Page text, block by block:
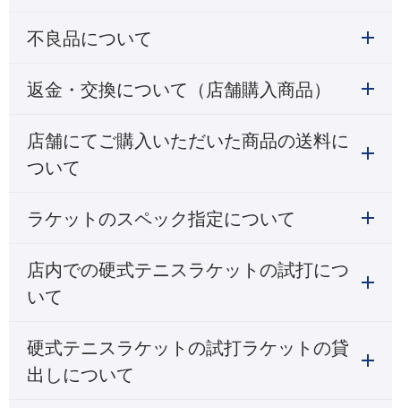
不良品について
返金・交換について（店舗購入商品）
店舗にてご購入いただいた商品の送料に
ついて
ラケットのスペック指定について
店内での硬式テニスラケットの試打につ
いて
硬式テニスラケットの試打ラケットの貸
出しについて